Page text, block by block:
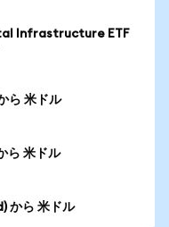
Infrastructure ETF
ら 米ドル
ら 米ドル
から 米ドル